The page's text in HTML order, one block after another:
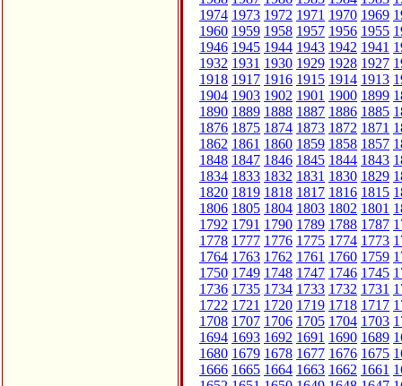
1974 1973 1972 1971 1970 1969
1960 1959 1958 1957 1956 1955
1946 1945 1944 1943 1942 1941
1932 1931 1930 1929 1928 1927
1918 1917 1916 1915 1914 1913
1904 1903 1902 1901 1900 1899
1890 1889 1888 1887 1886 1885
1876 1875 1874 1873 1872 1871
1862 1861 1860 1859 1858 1857
1848 1847 1846 1845 1844 1843
1834 1833 1832 1831 1830 1829
1820 1819 1818 1817 1816 1815
1806 1805 1804 1803 1802 1801
1792 1791 1790 1789 1788 1787
1778 1777 1776 1775 1774 1773
1764 1763 1762 1761 1760 1759
1750 1749 1748 1747 1746 1745
1736 1735 1734 1733 1732 1731
1722 1721 1720 1719 1718 1717
1708 1707 1706 1705 1704 1703
1694 1693 1692 1691 1690 1689
1680 1679 1678 1677 1676 1675
1666 1665 1664 1663 1662 1661